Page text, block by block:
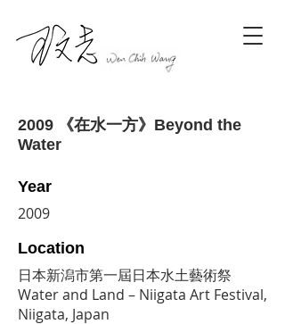
2009 《在水一方》Beyond the
Water
Year
2009
Location
日本新潟市第一屆日本水土藝術祭
Water and Land – Niigata Art Festival,
Niigata, Japan